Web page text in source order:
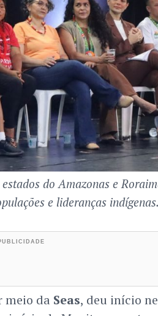
do Amazonas e
e lideranças indígenas.
meio da Seas, deu início